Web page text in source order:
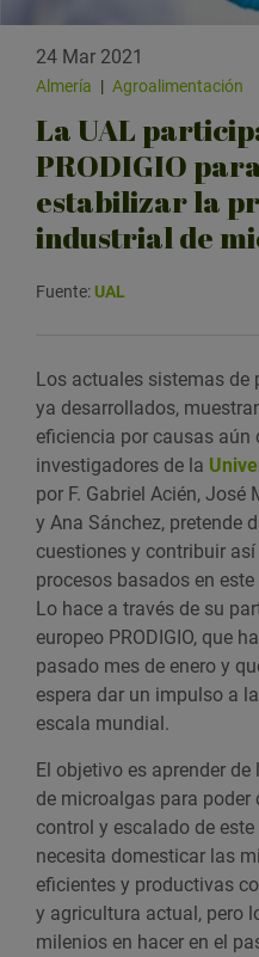
24 Mar 2021
Almería | Agroalimentación
La UAL
PRODIGIO
estabilizar la
industrial de
Fuente:UAL
Los actuales sistemas de
ya desarrollados,
eficiencia por causas aún
investigadores de la
por F. Gabriel Acién, José
y Ana Sánchez, pretende
cuestiones y contribuir
procesos basados en
Lo hace a través de su
europeo PRODIGIO, que
pasado mes de enero y
espera dar un impulso a
escala mundial.
El objetivo es aprender
de microalgas para
control y escalado de
necesita domesticar las
eficientes y productivas
y agricultura actual, pero
milenios en hacer en el